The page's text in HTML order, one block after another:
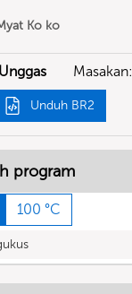
Ko ko
Unggas Masakan:
Unduh BR2
program
100 °C